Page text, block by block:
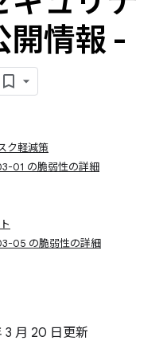
開情報 -
ク軽減策
01 の脆弱性の詳細
05 の脆弱性の詳細
3 月 20 日更新